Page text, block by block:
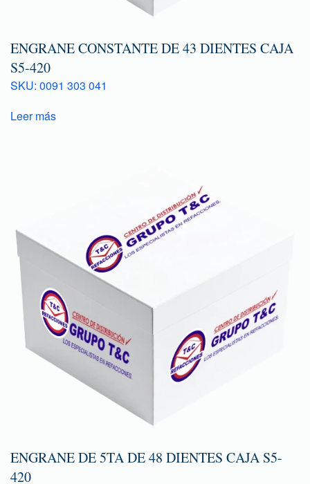
ENGRANE CONSTANTE DE 43 DIENTES CAJA
S5-420
SKU: 0091 303 041
Leer más
ENGRANE DE 5TA DE 48 DIENTES CAJA S5-
420